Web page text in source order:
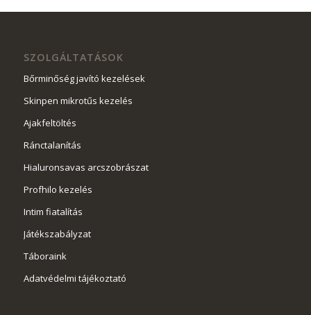
SZOLGÁLTATÁSOK
Bőrminőség javító kezelések
Skinpen mikrotűs kezelés
Ajakfeltöltés
Ránctalanítás
Hialuronsavas arcszobrászat
Profhilo kezelés
Intim fiatalítás
Játékszabályzat
Táboraink
Adatvédelmi tájékoztató